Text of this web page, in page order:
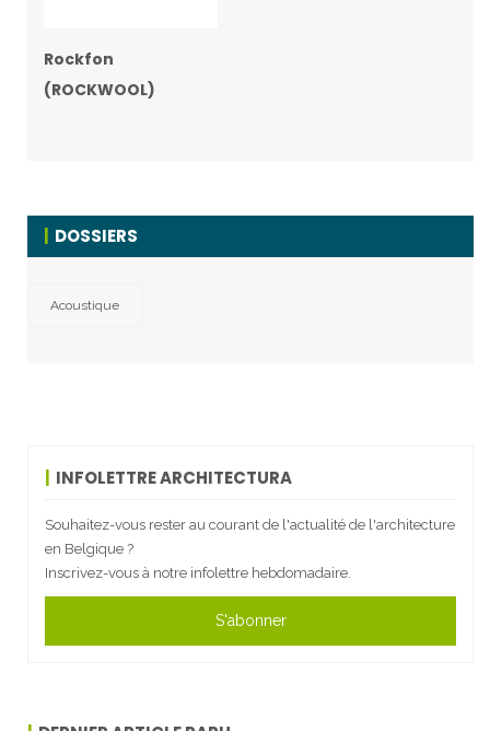
Rockfon
(ROCKWOOL)
DOSSIERS
Acoustique
INFOLETTRE ARCHITECTURA
Souhaitez-vous rester au courant de l'actualité de l'architecture
en Belgique ?
Inscrivez-vous à notre infolettre hebdomadaire.
S'abonner